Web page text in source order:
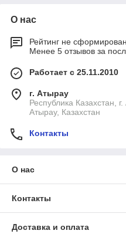
О нас
Рейтинг не сформирован
Менее 5 отзывов за
Работает с 25.11.2010
г. Атырау
Республика Казахстан,
Атырау, Казахстан
Контакты
О нас
Контакты
Доставка и оплата